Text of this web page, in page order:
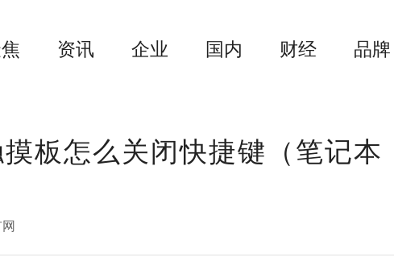
资讯 企业 国内 财经 品牌
板怎么关闭快捷键（笔记本